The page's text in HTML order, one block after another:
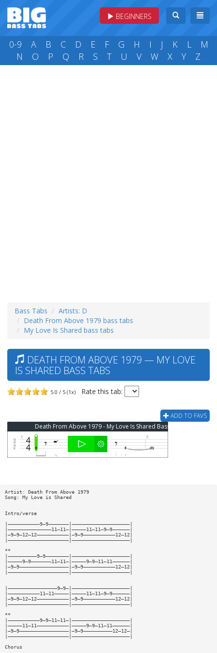
BEGINNERS
0-9 A B C D E F G H I J K L
M
N
O P Q R S T U V W X Y Z
Bass Tabs
Artists: D
Death From Above 1979 bass tabs
My Love Is Shared bass tabs
DEATH FROM ABOVE 1979 — MY LOVE
IS SHARED BASS TABS
5.0 / 5 (1x) Rate this tab:
ADD TO FAVS
Death From Above 1979 - My Love Is Shared Bass Tab
Artist: Death From Above 1979
Song: My Love is Shared
Intro/verse
|———————————9—9———————|————————————————————|
|———————————————11—11—|—————11—11—9—9——————|
|—9—9—12—12———————————|—9—9———————————12—12|
|—————————————————————|————————————————————|
**
|——————————9—9————————|————————————————————|
|—————9—9———————11—11—|—————9—9—11—11——————|
|—9—9—————————————————|—9—9———————————12—12|
|—————————————————————|————————————————————|
|—————————————————9—9—|————————————————————|
|———————————11—11—————|—————11—11—9—9——————|
|—9—9—12—12———————————|—9—9———————————12—12|
|—————————————————————|————————————————————|
**
|———————————9—9—11—11—|————————————————————|
|—————11—11———————————|—————9—9—11—11——————|
|—9—9—————————————————|—9—9——————————12—12—|
|—————————————————————|————————————————————|
Chorus